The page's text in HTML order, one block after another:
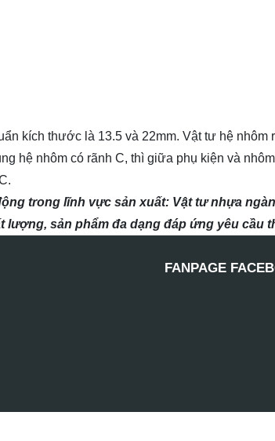
kích thước là 13.5 và 22mm. Vật tư hệ nhôm
hệ nhôm có rãnh C, thì giữa phụ kiện và
trong lĩnh vực sản xuất: Vật tư nhựa
sản phẩm đa dạng đáp ứng yêu cầu
FANPAGE